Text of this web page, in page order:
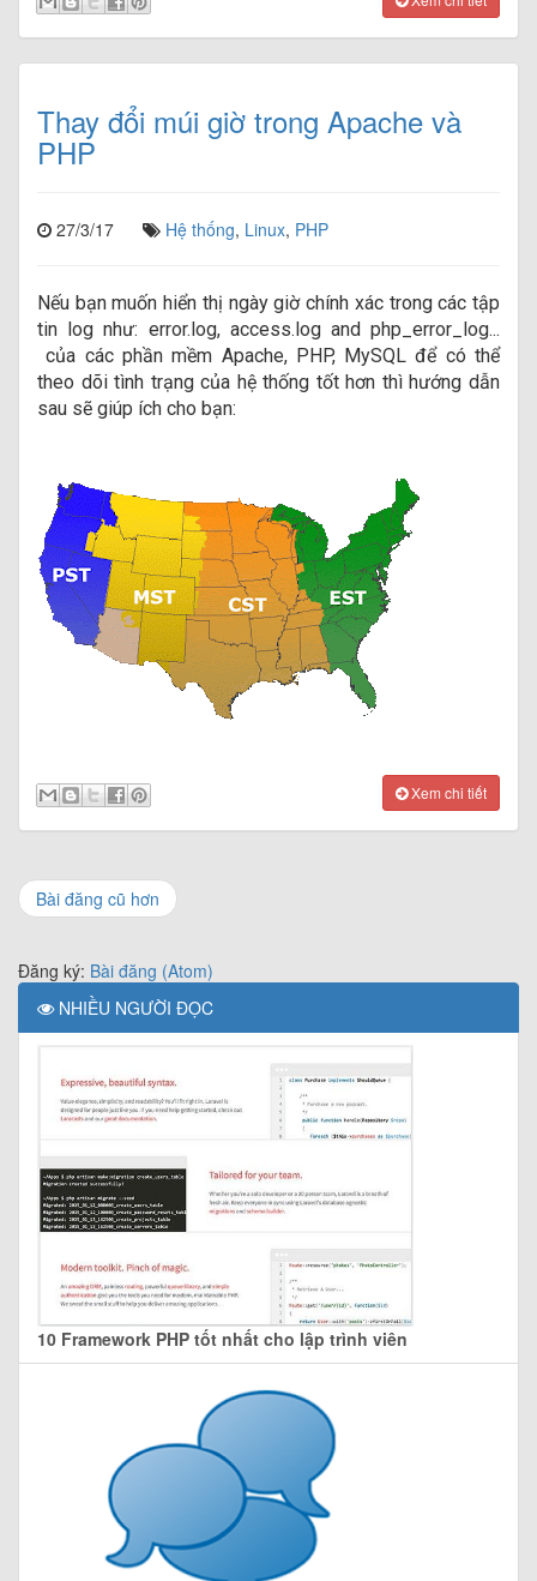
Thay đổi múi giờ trong Apache và
PHP
27/3/17 Hệ thống, Linux, PHP
Nếu bạn muốn hiển thị ngày giờ chính xác trong các tập
tin log như: error.log, access.log and php_error_log...
của các phần mềm Apache, PHP, MySQL để có thể
theo dõi tình trạng của hệ thống tốt hơn thì hướng dẫn
sau sẽ giúp ích cho bạn:
Xem chi tiết
Bài đăng cũ hơn
Đăng ký: Bài đăng (Atom)
NHIỀU NGƯỜI ĐỌC
10 Framework PHP tốt nhất cho lập trình viên